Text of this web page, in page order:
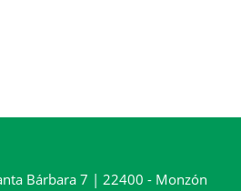
Bárbara 7 | 22400 - Monzón